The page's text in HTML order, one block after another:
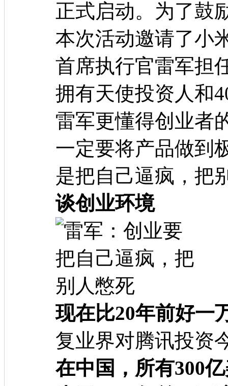
正式启动。为了鼓
本次活动邀请了小
首席执行官雷军担
拥有天使投资人和
雷军更懂得创业者
一定要将产品做到
是把自己逼疯，把
谈创业环境
现在比20年前好一
复业界对腾讯投资
在中国，所有300